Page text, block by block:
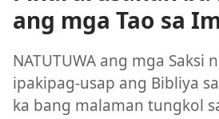
ang mga Tao sa
NATUTUWA ang mga Saksi
ipakipag-usap ang Bibliya
ka bang malaman tungkol